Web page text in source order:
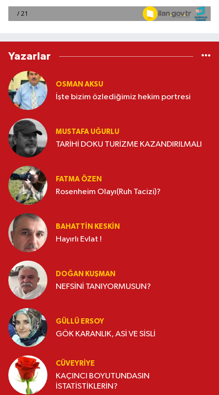
Yazarlar
OSMAN AKSU
İşte bizim özlediğimiz hekim portresi
MUSTAFA UĞURLU
TARİHİ DOKU TURİZME KAZANDIRILMALI
FATMA ÖZEN
Rosenheim Olayı(Ruh Tacizi)?
BAHATTIN KESKİN
Hayırlı Evlat !
DOĞAN KUŞMAN
NEFSİNİ TANIYORMUSUN?
GÜLLÜ ERSOY
GÖK KARANLIK, ASİ VE SİSLİ
CÜVEYRIYE
KAÇINCI BOYUTUNDASIN
İSTATİSTİKLERİN?